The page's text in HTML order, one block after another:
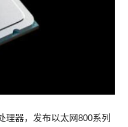
理器，发布以太网800系列